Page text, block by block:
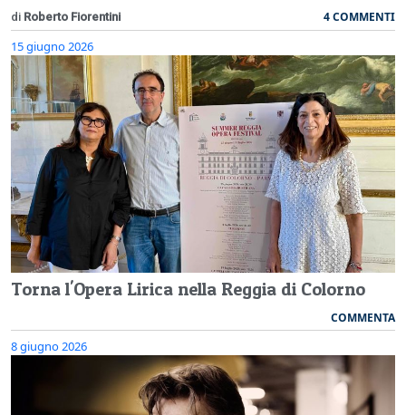
di Roberto Fiorentini 4 COMMENTI
15 giugno 2026
Torna l'Opera Lirica nella Reggia di Colorno
COMMENTA
8 giugno 2026